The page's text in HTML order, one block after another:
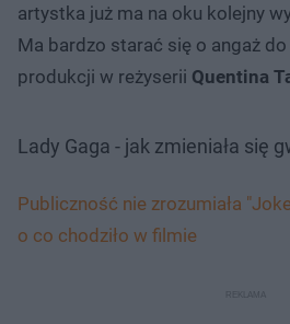
artystka już ma na oku kolejny
Ma bardzo starać się o angaż
produkcji w reżyserii Quentina
Lady Gaga - jak zmieniała się
Publiczność nie zrozumiała
o co chodziło w filmie